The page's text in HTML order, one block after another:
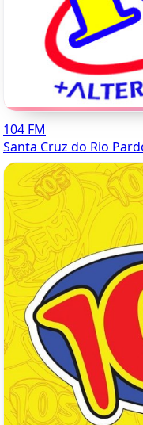
104 FM
Santa Cruz do Rio